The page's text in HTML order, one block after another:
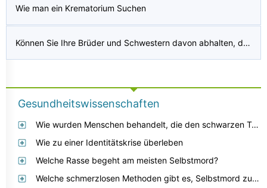
Wie man ein Krematorium Suchen
Können Sie Ihre Brüder und Schwestern davon abhalten, den Hungertod Ihrer alternden Mutter mitzuerleben?
Gesundheitswissenschaften
Wie wurden Menschen behandelt, die den schwarzen Tod hatten?
Wie zu einer Identitätskrise überleben
Welche Rasse begeht am meisten Selbstmord?
Welche schmerzlosen Methoden gibt es, Selbstmord zu begehen? Außerdem möchte ich, dass es wie ein Unfall aussieht, so dass es meine Familie nicht beschämt oder mich als Feigling abstempelt?